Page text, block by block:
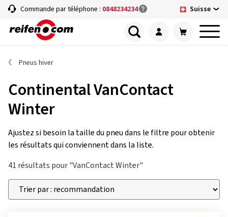
Commande par téléphone : 0848234234 Suisse
Pneus hiver
Continental VanContact
Winter
Ajustez si besoin la taille du pneu dans le filtre pour obtenir
les résultats qui conviennent dans la liste.
41 résultats pour "VanContact Winter"